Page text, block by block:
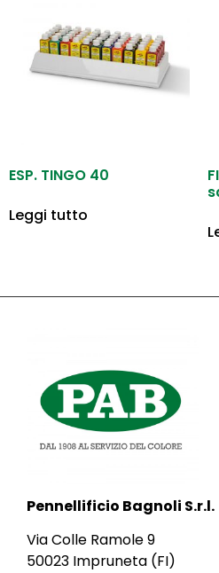
ESP. TINGO 40
Leggi tutto
Pennellificio Bagnoli S.r.l.
Via Colle Ramole 9
50023 Impruneta (FI)